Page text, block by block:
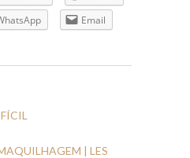
Email
| LES